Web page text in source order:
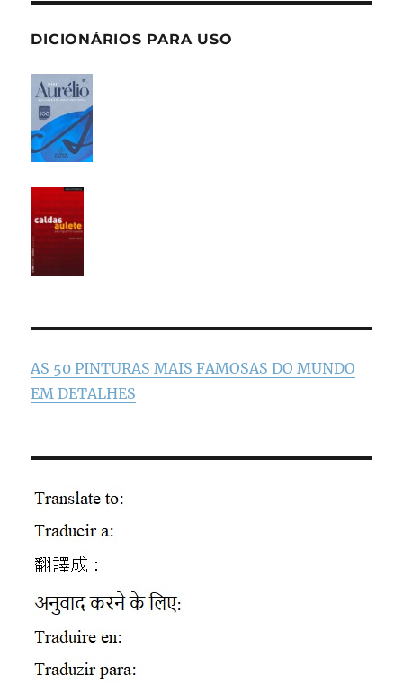
DICIONÁRIOS PARA USO
AS 50 PINTURAS MAIS FAMOSAS DO MUNDO
EM DETALHES